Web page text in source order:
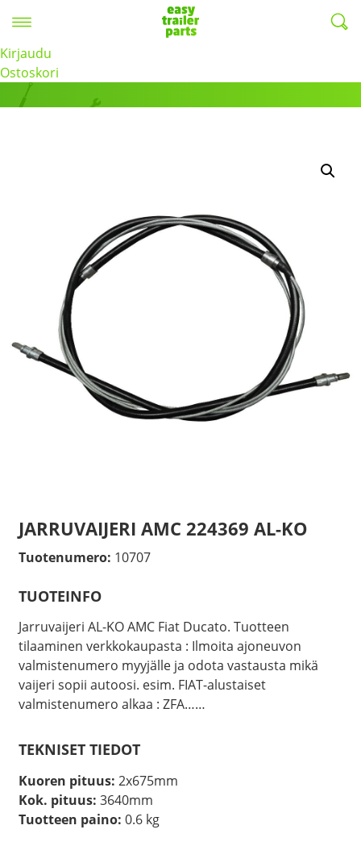
Kirjaudu
Ostoskori
Tuotteet
JARRUVAIJERI AMC 224369 AL-KO
Tuotenumero: 10707
TUOTEINFO
Jarruvaijeri AL-KO AMC Fiat Ducato. Tuotteen
tilaaminen verkkokaupasta : Ilmoita ajoneuvon
valmistenumero myyjälle ja odota vastausta mikä
vaijeri sopii autoosi. esim. FIAT-alustaiset
valmistenumero alkaa : ZFA……
TEKNISET TIEDOT
Kuoren pituus: 2x675mm
Kok. pituus: 3640mm
Tuotteen paino: 0.6 kg